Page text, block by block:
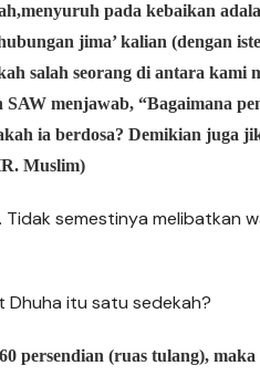
menyuruh pada kebaikan
jima’ kalian (dengan
salah seorang di antara kami
menjawab, “Bagaimana
ia berdosa? Demikian juga
Muslim)
Tidak semestinya melibatkan
Dhuha itu satu sedekah?
persendian (ruas tulang),